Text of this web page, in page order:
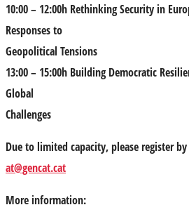
10:00 – 12:00h Rethinking Security in
Responses to
Geopolitical Tensions
13:00 – 15:00h Building Democratic
Global
Challenges
Due to limited capacity, pleaseregister
at@gencat.cat
More information: